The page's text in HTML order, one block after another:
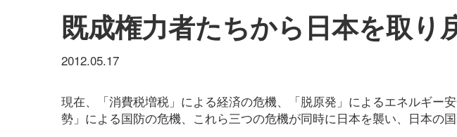
既成権力者たちから日本を取り
2012.05.17
現在、「消費税増税」による経済の危機、「脱原発」によるエネルギー
勢」による国防の危機、これら三つの危機が同時に日本を襲い、日本の